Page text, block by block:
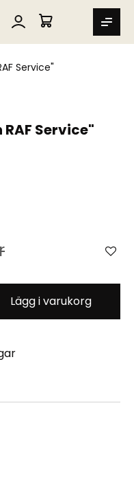
SEARCH
MIN VARUKORG
Service"
Service"
Lägg i varukorg